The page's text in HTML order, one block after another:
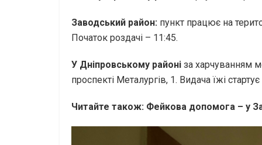
Заводський район: пункт працює на
Початок роздачі – 11:45.
У Дніпровському районі за харчуванням
проспекті Металургів, 1. Видача їжі
Читайте також: Фейкова допомога – у